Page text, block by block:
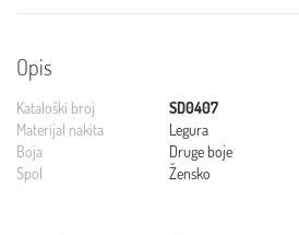
Opis
Kataloški broj
SD0407
Materijal nakita
Legura
Boja
Druge boje
Spol
Žensko